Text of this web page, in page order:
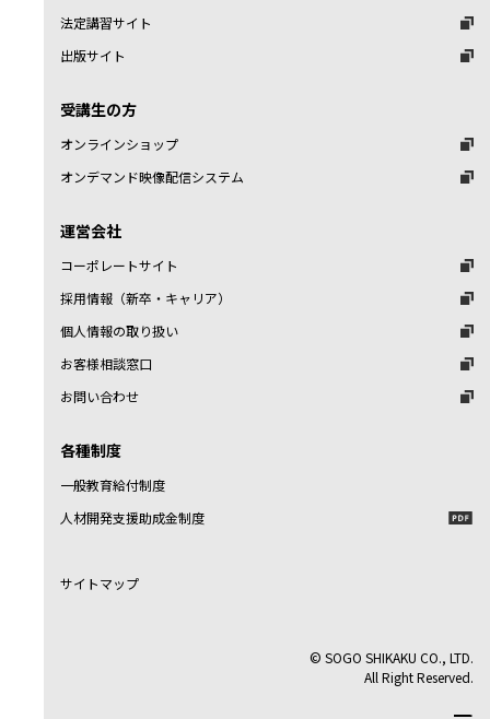
法定講習サイト
出版サイト
受講生の方
オンラインショップ
オンデマンド映像配信システム
運営会社
コーポレートサイト
採用情報（新卒・キャリア）
個人情報の取り扱い
お客様相談窓口
お問い合わせ
各種制度
一般教育給付制度
人材開発支援助成金制度
サイトマップ
© SOGO SHIKAKU CO., LTD.
All Right Reserved.